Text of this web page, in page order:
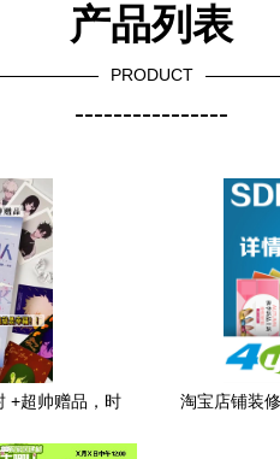
产品列表
PRODUCT
----------------
+超帅赠品，时
淘宝店铺装